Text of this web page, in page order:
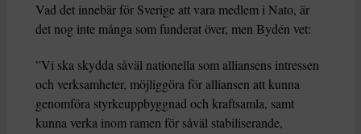
Vad det innebär för Sverige att vara medlem i Nato, är
det nog inte många som funderat över, men Bydén vet:
”Vi ska skydda såväl nationella som alliansens intressen
och verksamheter, möjliggöra för alliansen att kunna
genomföra styrkeuppbyggnad och kraftsamla, samt
kunna verka inom ramen för såväl stabiliserande,